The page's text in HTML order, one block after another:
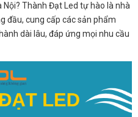
Thành Đạt Led tự hào là nhà
đầu, cung cấp các sản phẩm
dài lâu, đáp ứng mọi nhu cầu